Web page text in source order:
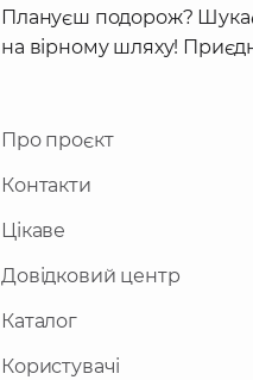
Плануєш подорож?
на вірному шляху!
Про проєкт
Контакти
Цікаве
Довідковий центр
Каталог
Користувачі